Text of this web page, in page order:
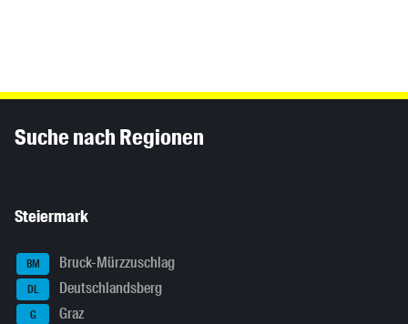
Suche nach Regionen
Steiermark
BM Bruck-Mürzzuschlag
DL Deutschlandsberg
G Graz